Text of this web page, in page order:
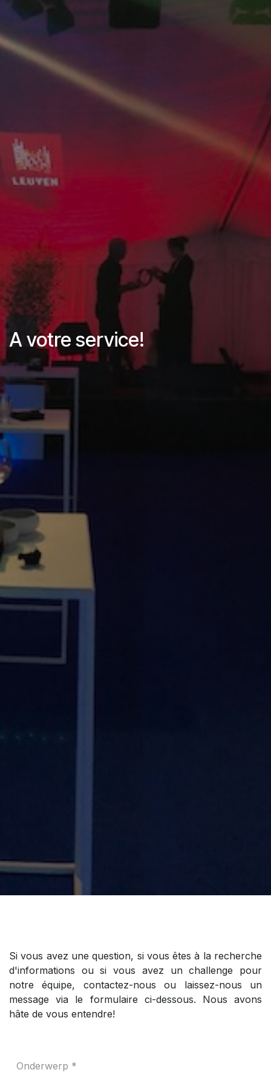
A votre service!
Si vous avez une question, si vous êtes à la recherche
d'informations ou si vous avez un challenge pour
notre équipe, contactez-nous ou laissez-nous un
message via le formulaire ci-dessous. Nous avons
hâte de vous entendre!